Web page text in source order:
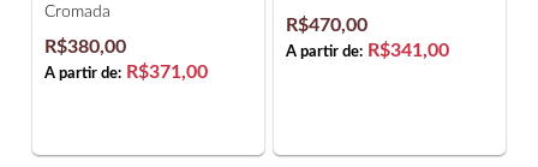
Cromada
R$380,00
A partir de: R$371,00
R$470,00
A partir de: R$341,00